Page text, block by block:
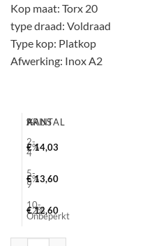
Kop maat: Torx 20
type draad: Voldraad
Type kop: Platkop
Afwerking: Inox A2
AANTAL
%
PRIJS
2-
4
2%
€14,03
5-
9
5%
€13,60
10-
Onbeperkt
12%
€12,60